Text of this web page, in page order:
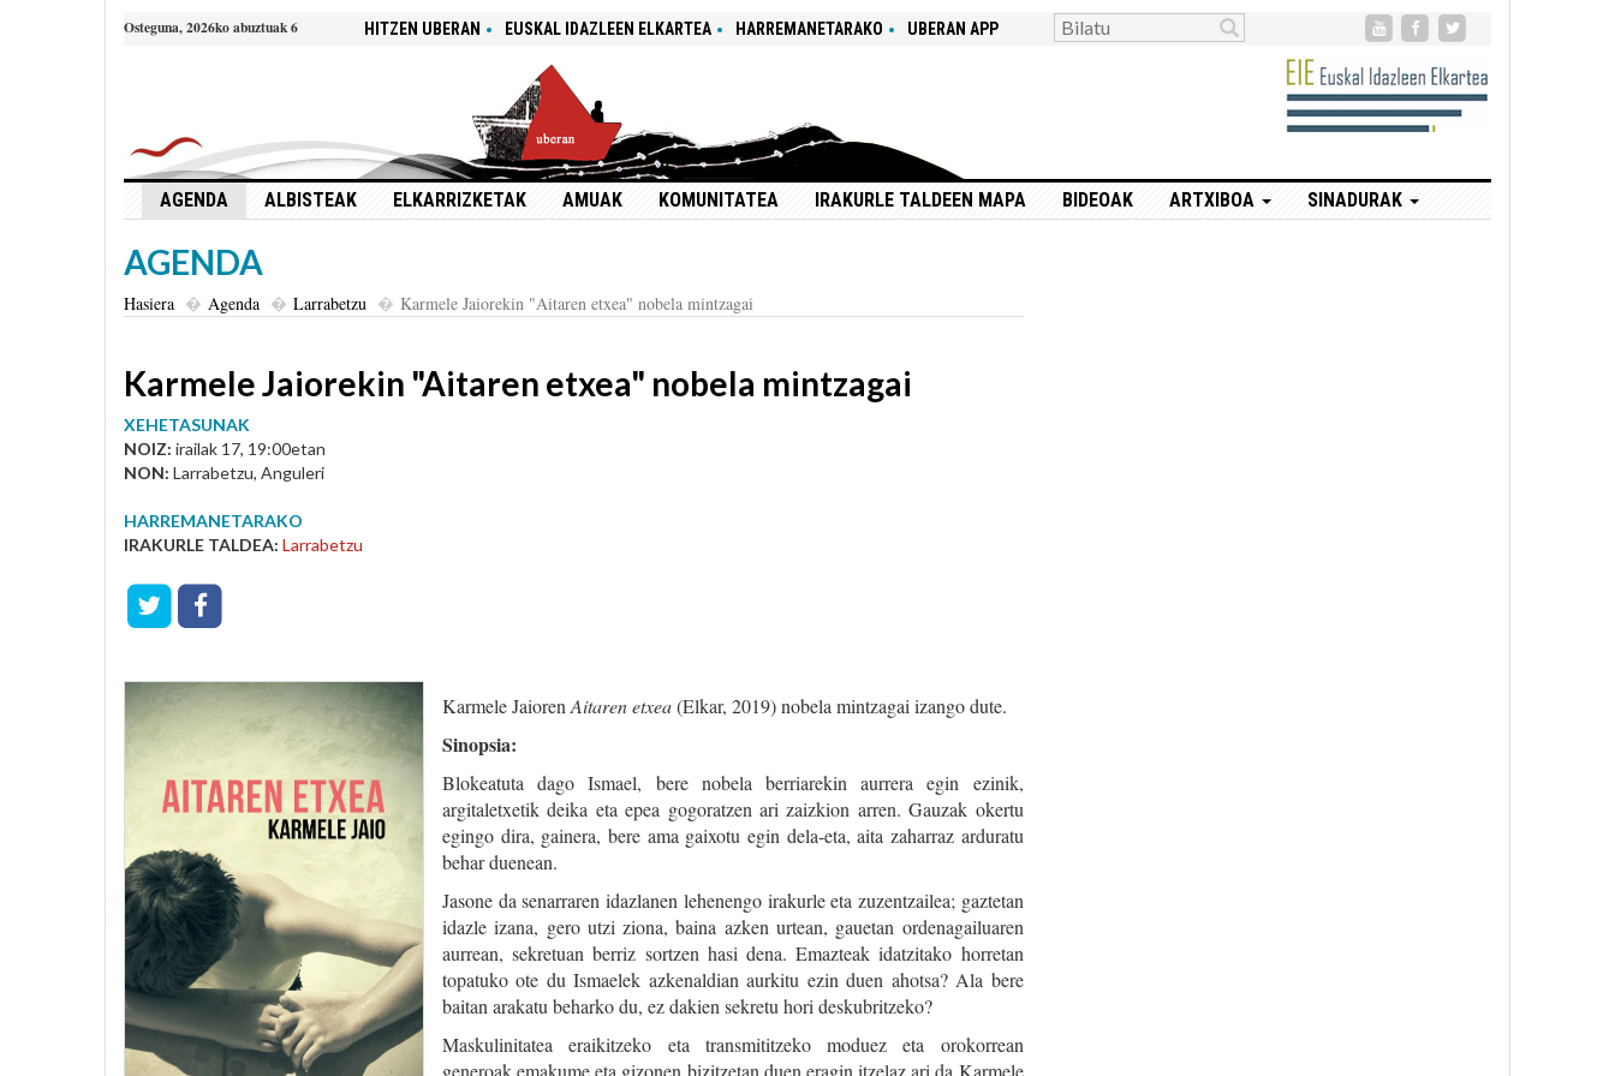
Osteguna, 2026ko abuztuak 6 HITZEN UBERAN EUSKAL IDAZLEEN ELKARTEA HARREMANETARAKO UBERAN APP
AGENDA ALBISTEAK ELKARRIZKETAK AMUAK KOMUNITATEA IRAKURLE TALDEEN MAPA BIDEOAK ARTXIBOA SINADURAK
AGENDA
Hasiera Agenda Larrabetzu Karmele Jaiorekin "Aitaren etxea" nobela mintzagai
Karmele Jaiorekin "Aitaren etxea" nobela mintzagai
XEHETASUNAK
NOIZ: irailak 17, 19:00etan
NON: Larrabetzu, Anguleri
HARREMANETARAKO
IRAKURLE TALDEA: Larrabetzu
Karmele Jaioren Aitaren etxea(Elkar, 2019) nobela mintzagai izango dute.
Sinopsia:
Blokeatuta dago Ismael, bere nobela berriarekin aurrera egin ezinik,
argitaletxetik deika eta epea gogoratzen ari zaizkion arren. Gauzak okertu
egingo dira, gainera, bere ama gaixotu egin dela-eta, aita zaharraz arduratu
behar duenean.
Jasone da senarraren idazlanen lehenengo irakurle eta zuzentzailea; gaztetan
idazle izana, gero utzi ziona, baina azken urtean, gauetan ordenagailuaren
aurrean, sekretuan berriz sortzen hasi dena. Emazteak idatzitako horretan
topatuko ote du Ismaelek azkenaldian aurkitu ezin duen ahotsa? Ala bere
baitan arakatu beharko du, ez dakien sekretu hori deskubritzeko?
Maskulinitatea eraikitzeko eta transmititzeko moduez eta orokorrean
generoak emakume eta gizonen bizitzetan duen eragin itzelaz ari da Karmele